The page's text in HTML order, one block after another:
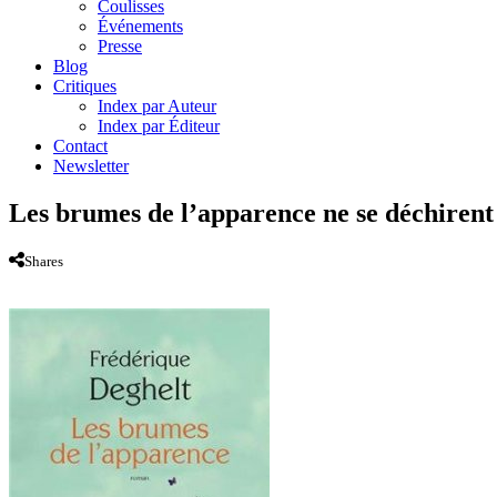
Coulisses
Événements
Presse
Blog
Critiques
Index par Auteur
Index par Éditeur
Contact
Newsletter
Les brumes de l’apparence ne se
Shares